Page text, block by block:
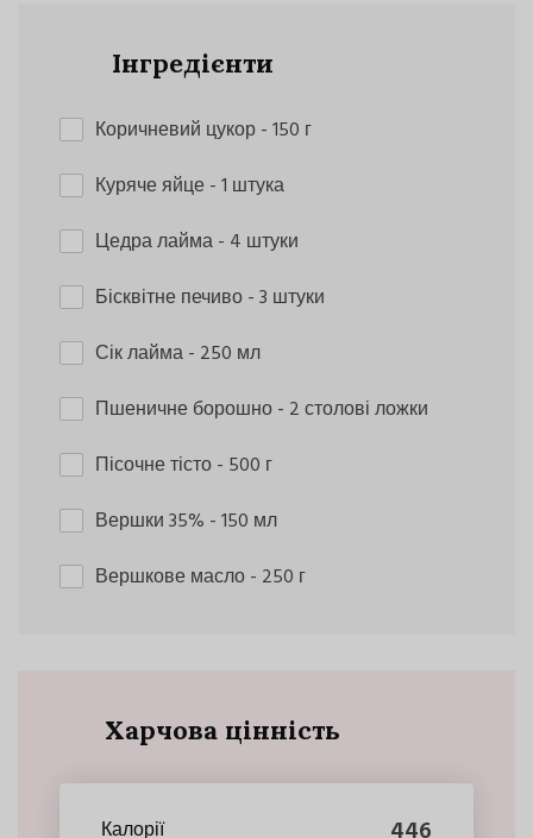
Інгредієнти
Коричневий цукор- 150 г
Куряче яйце- 1 штука
Цедра лайма- 4 штуки
Бісквітне печиво- 3 штуки
Сік лайма- 250 мл
Пшеничне борошно- 2 столові ложки
Пісочне тісто- 500 г
Вершки 35% - 150 мл
Вершкове масло- 250 г
Харчова цінність
Калорії